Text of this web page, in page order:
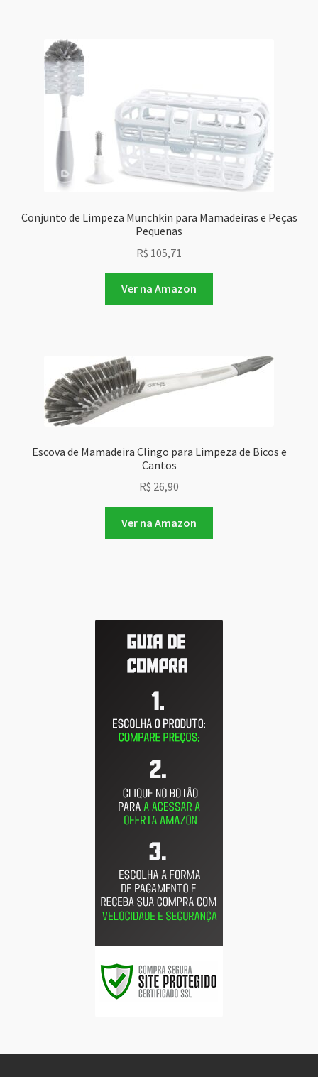
Conjunto de Limpeza Munchkin para Mamadeiras e Peças
Pequenas
R$ 105,71
Ver na Amazon
Escova de Mamadeira Clingo para Limpeza de Bicos e
Cantos
R$ 26,90
Ver na Amazon